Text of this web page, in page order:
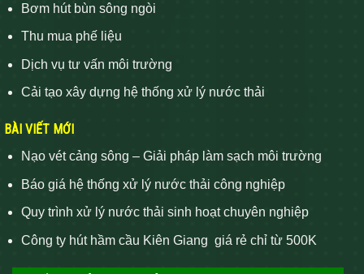
Bơm hút bùn sông ngòi
Thu mua phế liệu
Dịch vụ tư vấn môi trường
Cải tạo xây dựng hệ thống xử lý nước thải
BÀI VIẾT MỚI
Nạo vét cảng sông – Giải pháp làm sạch môi trường
Báo giá hệ thống xử lý nước thải công nghiệp
Quy trình xử lý nước thải sinh hoạt chuyên nghiệp
Công ty hút hầm cầu Kiên Giang giá rẻ chỉ từ 500K